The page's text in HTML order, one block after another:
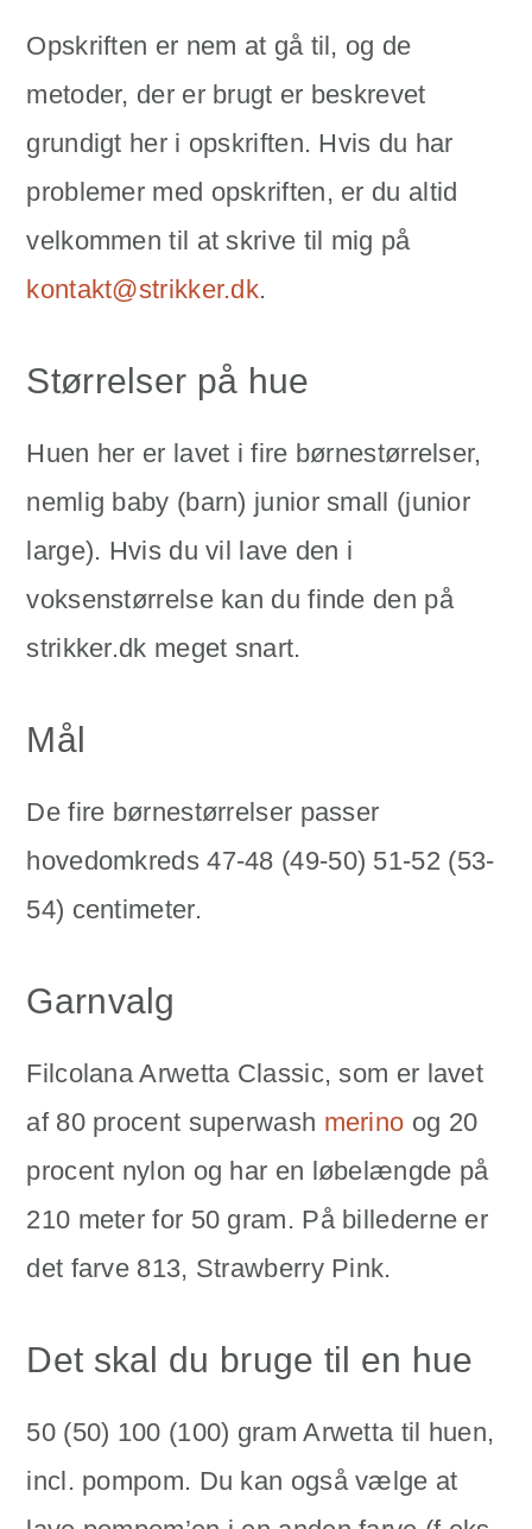
Opskriften er nem at gå til, og de
metoder, der er brugt er beskrevet
grundigt her i opskriften. Hvis du har
problemer med opskriften, er du altid
velkommen til at skrive til mig på
kontakt@strikker.dk.
Størrelser på hue
Huen her er lavet i fire børnestørrelser,
nemlig baby (barn) junior small (junior
large). Hvis du vil lave den i
voksenstørrelse kan du finde den på
strikker.dk meget snart.
Mål
De fire børnestørrelser passer
hovedomkreds 47-48 (49-50) 51-52 (53-
54) centimeter.
Garnvalg
Filcolana Arwetta Classic, som er lavet
af 80 procent superwash merino og 20
procent nylon og har en løbelængde på
210 meter for 50 gram. På billederne er
det farve 813, Strawberry Pink.
Det skal du bruge til en hue
50 (50) 100 (100) gram Arwetta til huen,
incl. pompom. Du kan også vælge at